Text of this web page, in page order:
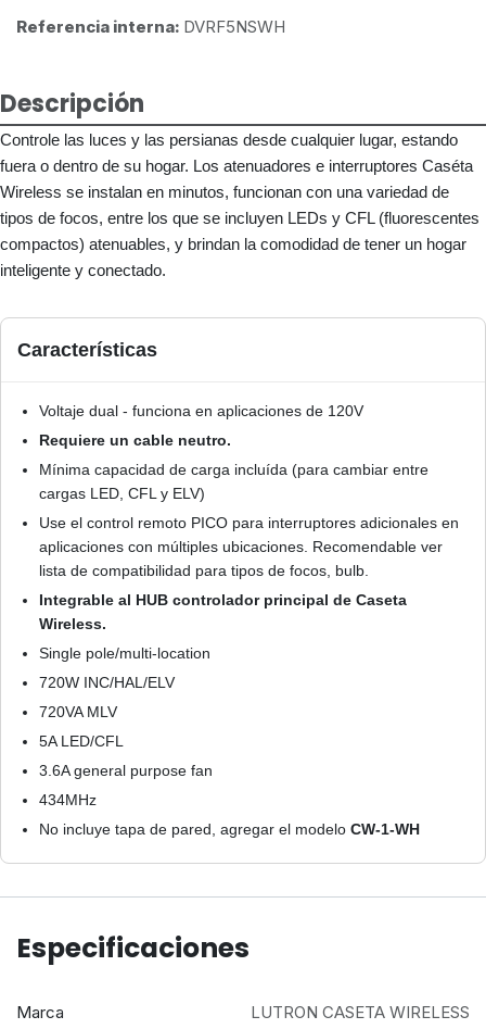
Referencia interna: DVRF5NSWH
Descripción
Controle las luces y las persianas desde cualquier lugar, estando
fuera o dentro de su hogar. Los atenuadores e interruptores Caséta
Wireless se instalan en minutos, funcionan con una variedad de
tipos de focos, entre los que se incluyen LEDs y CFL (fluorescentes
compactos) atenuables, y brindan la comodidad de tener un hogar
inteligente y conectado.
Características
Voltaje dual - funciona en aplicaciones de 120V
Requiere un cable neutro.
Mínima capacidad de carga incluída (para cambiar entre
cargas LED, CFL y ELV)
Use el control remoto PICO para interruptores adicionales en
aplicaciones con múltiples ubicaciones. Recomendable ver
lista de compatibilidad para tipos de focos, bulb.
Integrable al HUB controlador principal de Caseta
Wireless.
Single pole/multi-location
720W INC/HAL/ELV
720VA MLV
5A LED/CFL
3.6A general purpose fan
434MHz
No incluye tapa de pared, agregar el modelo CW-1-WH
Especificaciones
Marca LUTRON CASETA WIRELESS